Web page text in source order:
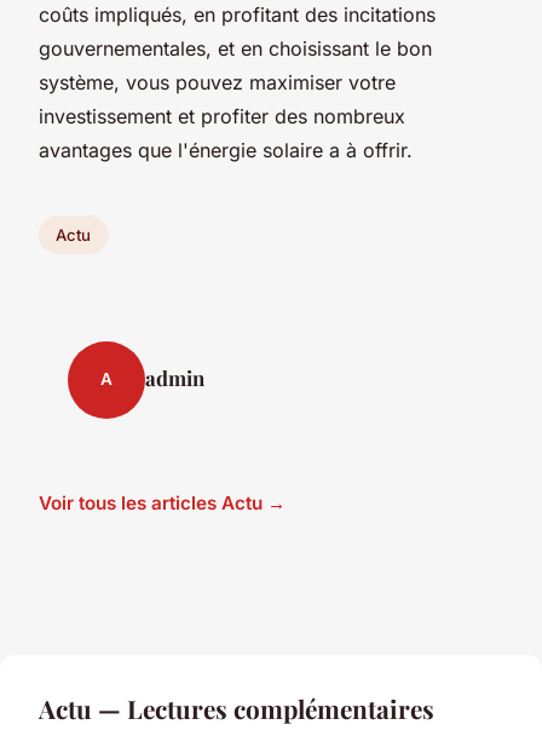
coûts impliqués, en profitant des incitations
gouvernementales, et en choisissant le bon
système, vous pouvez maximiser votre
investissement et profiter des nombreux
avantages que l'énergie solaire a à offrir.
Actu
A admin
Voir tous les articles Actu →
Actu — Lectures complémentaires